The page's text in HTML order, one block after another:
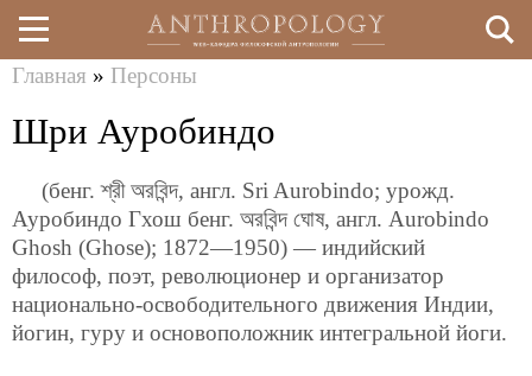
Перейти
к
содержанию
здесь
Главная » Персоны
Шри Ауробиндо
(бенг. শ্রী অরবিন্দ, англ. Sri Aurobindo; урожд.
Ауробиндо Гхош бенг. অরবিন্দ ঘোষ, англ. Aurobindo
Ghosh (Ghose); 1872—1950) — индийский
философ, поэт, революционер и организатор
национально-освободительного движения Индии,
йогин, гуру и основоположник интегральной йоги.